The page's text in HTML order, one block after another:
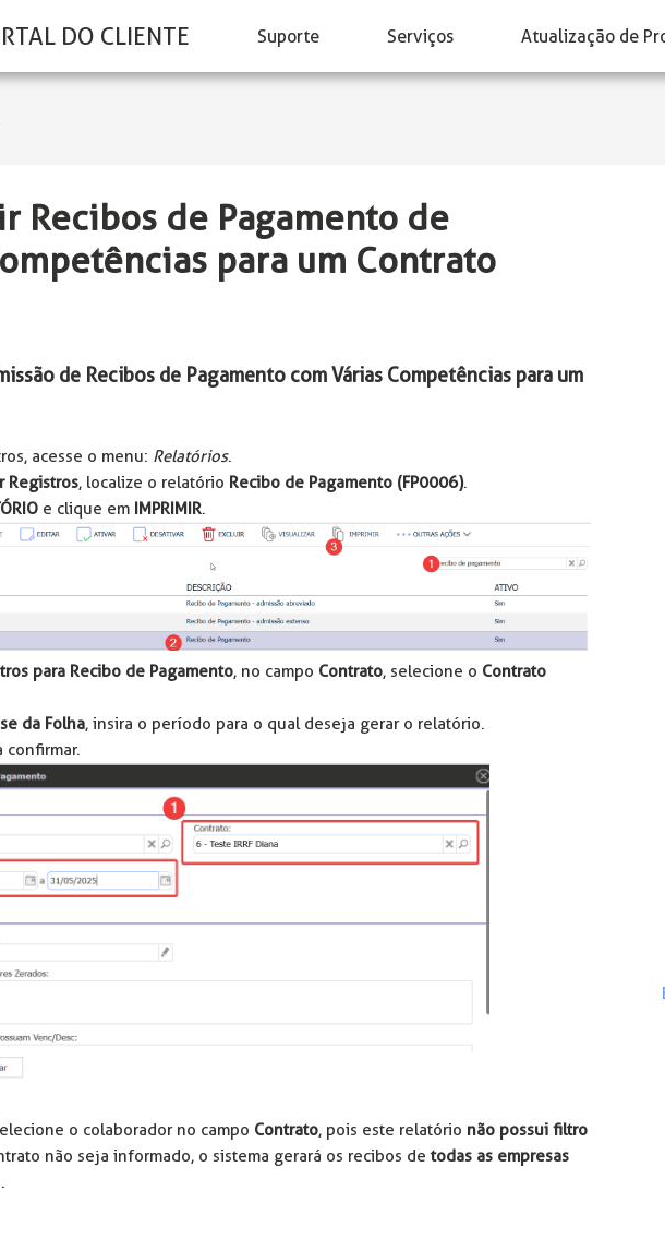
DO CLIENTE Suporte Serviços Atualização de
Recibos de Pagamento de
para um Contrato
de Recibos de Pagamento com Várias Competências para um
acesse o menu: Relatórios.
Registros, localize o relatório Recibo de Pagamento (FP0006).
e clique em IMPRIMIR.
para Recibo de Pagamento, no campo Contrato, selecione o Contrato
da Folha, insira o período para o qual deseja gerar o relatório.
confirmar.
o colaborador no campo Contrato, pois este relatório não possui filtro
não seja informado, o sistema gerará os recibos detodas as empresas